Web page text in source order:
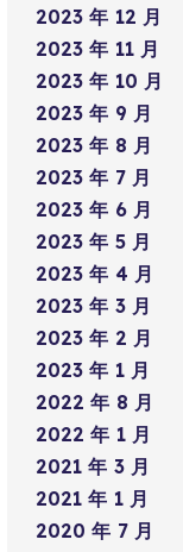
2023 年 12 月
2023 年 11 月
2023 年 10 月
2023 年 9 月
2023 年 8 月
2023 年 7 月
2023 年 6 月
2023 年 5 月
2023 年 4 月
2023 年 3 月
2023 年 2 月
2023 年 1 月
2022 年 8 月
2022 年 1 月
2021 年 3 月
2021 年 1 月
2020 年 7 月